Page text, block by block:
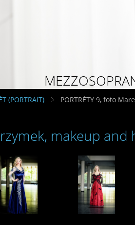
(PORTRAIT) PORTRÉTY 9, foto
makeup